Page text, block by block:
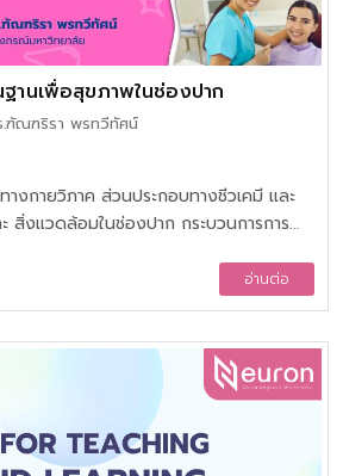
านเพื่อสุขภาพในช่องปาก
ฑัณฑริรา พรทวีทัศน์
งกายวิภาค ส่วนประกอบทางชีวเคมี และ
สิ่งแวดล้อมในช่องปาก กระบวนการการ
รป้องกันฟันผุ วิธีการแปรงฟันที่เหมาะสม
รับป้องกันโรคในช่องปากและผลิตภัณฑ์
น และผู้สูงอายุ และทางเลือกของการใส่ฟัน
อ่านต่อ